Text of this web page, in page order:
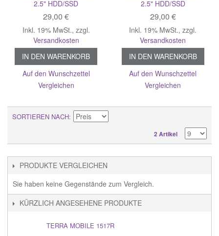
2.5" HDD/SSD
29,00 €
Inkl. 19% MwSt., zzgl.
Versandkosten
IN DEN WARENKORB
Auf den Wunschzettel
Vergleichen
2.5" HDD/SSD
29,00 €
Inkl. 19% MwSt.,zzgl.
Versandkosten
IN DEN WARENKORB
Auf den Wunschzettel
Vergleichen
SORTIEREN NACH
2 Artikel
PRODUKTE VERGLEICHEN
Sie haben keine Gegenstände zum Vergleich.
KÜRZLICH ANGESEHENE PRODUKTE
TERRA MOBILE 1517R